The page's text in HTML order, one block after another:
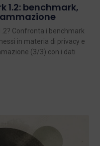
1.2: benchmark,
Confronta i benchmark
in materia di privacy e
(3/3) con i dati